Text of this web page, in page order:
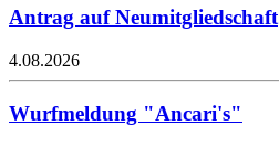
Antrag auf Neumitgliedschaft
4.08.2026
Wurfmeldung "Ancari's"